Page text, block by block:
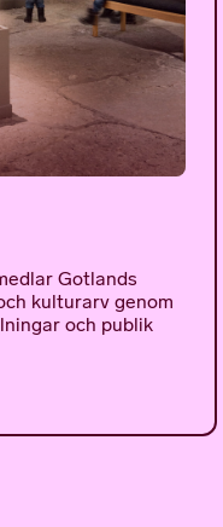
Gotlands
kulturarv genom
och publik